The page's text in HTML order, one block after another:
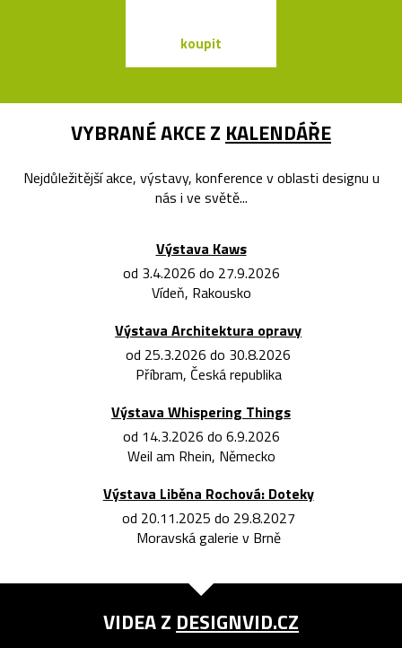
koupit
VYBRANÉ AKCE Z KALENDÁŘE
Nejdůležitější akce, výstavy, konference v oblasti designu u
nás i ve světě...
Výstava Kaws
od 3.4.2026 do 27.9.2026
Vídeň, Rakousko
Výstava Architektura opravy
od 25.3.2026 do 30.8.2026
Příbram, Česká republika
Výstava Whispering Things
od 14.3.2026 do 6.9.2026
Weil am Rhein, Německo
Výstava Liběna Rochová: Doteky
od 20.11.2025 do 29.8.2027
Moravská galerie v Brně
VIDEA Z DESIGNVID.CZ